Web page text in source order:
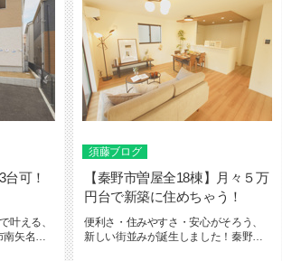
台可！
叶える、
南矢名エ
須藤ブログ
【秦野市曽屋全18棟】月々５万
円台で新築に住めちゃう！
便利さ・住みやすさ・安心がそろう、
新しい街並みが誕生しました！秦野市